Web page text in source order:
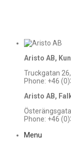
Aristo AB,
Truckgatan
Phone: +46
Aristo AB,
Phone: +46
Menu